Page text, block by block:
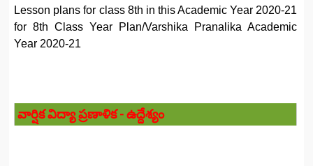
Lesson plans for class 8th in this Academic Year 2020-21
for 8th Class Year Plan/Varshika Pranalika Academic
Year 2020-21
వార్షిక విద్యా ప్రణాళిక - ఉద్దేశ్యం